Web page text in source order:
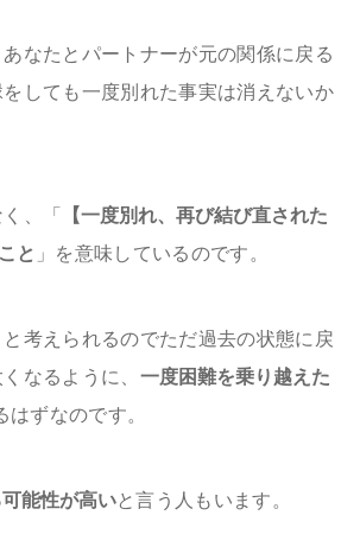
なたとパートナーが元の関係に戻る
しても一度別れた事実は消えないか
、「 【一度別れ、再び結び直された
と 」を意味しているのです。
考えられるのでただ過去の状態に戻
なるように、 一度困難を乗り越えた
はずなのです。
能性が高いと言う人もいます。